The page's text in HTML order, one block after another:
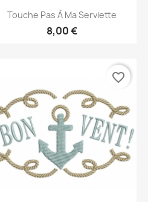
Aperçu rapide
Touche Pas À Ma Serviette
8,00 €
favorite_border